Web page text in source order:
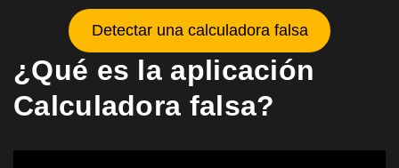
Detectar una calculadora falsa
¿Qué es la aplicación
Calculadora falsa?